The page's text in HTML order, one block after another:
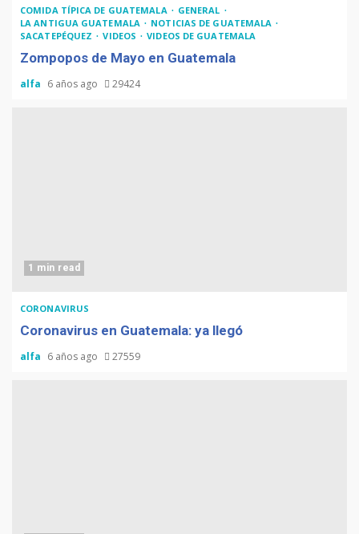
COMIDA TÍPICA DE GUATEMALA
GENERAL
LA ANTIGUA GUATEMALA
NOTICIAS DE GUATEMALA
SACATEPÉQUEZ
VIDEOS VIDEOS DE GUATEMALA
Zompopos de Mayo en Guatemala
alfa 6 años ago 29424
1 min read
CORONAVIRUS
Coronavirus en Guatemala: ya llegó
alfa 6 años ago 27559